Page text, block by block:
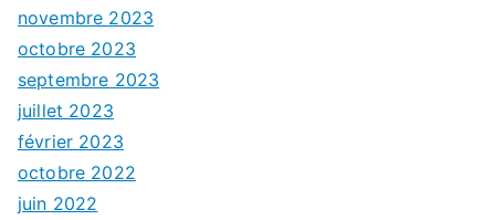
novembre 2023
octobre 2023
septembre 2023
juillet 2023
février 2023
octobre 2022
juin 2022